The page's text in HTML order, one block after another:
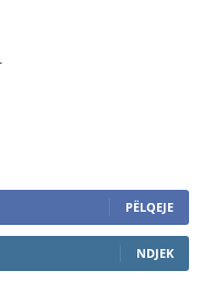
PËLQEJE
NDJEK